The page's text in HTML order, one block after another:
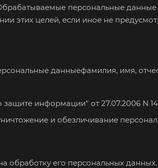
персональные
этих целей, если иное не
данныефамилия, имя,
информации" от 27.07.2006 N
и обезличивание
обработку его персональных данных.